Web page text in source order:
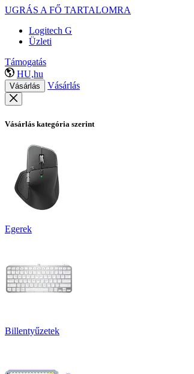
UGRÁS A FŐ TARTALOMRA
Logitech G
Üzleti
Támogatás
HU,hu
Vásárlás Vásárlás
Vásárlás kategória szerint
Egerek
Billentyűzetek